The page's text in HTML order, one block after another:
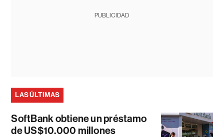
PUBLICIDAD
LAS ÚLTIMAS
SoftBank obtiene un préstamo
de US$10.000 millones